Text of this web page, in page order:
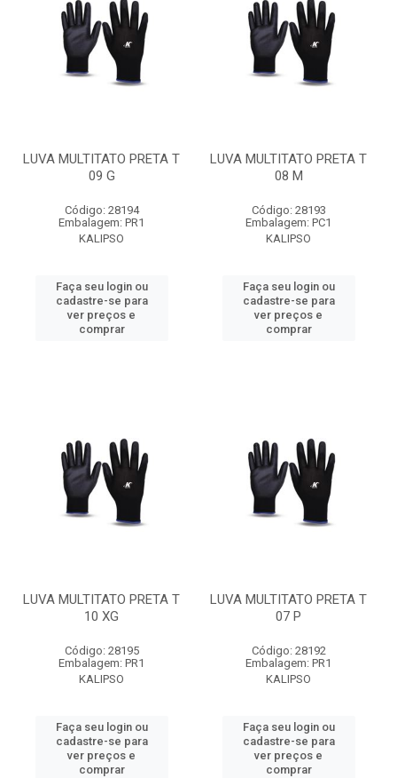
LUVA MULTITATO PRETA T
09 G
Código: 28194
Embalagem: PR1
KALIPSO
Faça seu login ou
cadastre-se para
ver preços e
comprar
LUVA MULTITATO PRETA T
08 M
Código: 28193
Embalagem: PC1
KALIPSO
Faça seu login ou
cadastre-se para
ver preços e
comprar
LUVA MULTITATO PRETA T
10 XG
Código: 28195
Embalagem: PR1
KALIPSO
Faça seu login ou
cadastre-se para
ver preços e
comprar
LUVA MULTITATO PRETA T
07 P
Código: 28192
Embalagem: PR1
KALIPSO
Faça seu login ou
cadastre-se para
ver preços e
comprar